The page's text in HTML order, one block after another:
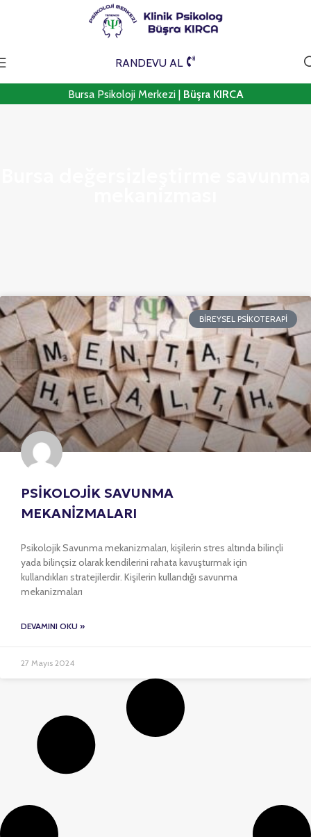
RANDEVU AL
Bursa Psikoloji Merkezi | Büşra KIRCA
BIREYSEL PSIKOTERAPI
PSİKOLOJİK SAVUNMA
MEKANİZMALARI
Psikolojik Savunma mekanizmaları, kişilerin stres altında bilinçli
yada bilinçsiz olarak kendilerini rahata kavuşturmak için
kullandıkları stratejilerdir. Kişilerin kullandığı savunma
mekanizmaları
DEVAMINI OKU »
27 Mayıs 2024